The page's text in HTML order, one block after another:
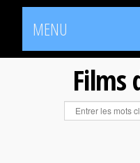
MENU
Films